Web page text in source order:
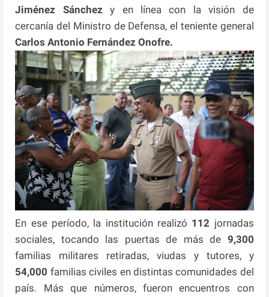
Jiménez Sánchez y en línea con la visión de
cercanía del Ministro de Defensa, el teniente general
Carlos Antonio Fernández Onofre.
En ese período, la institución realizó 112 jornadas
sociales, tocando las puertas de más de 9,300
familias militares retiradas, viudas y tutores, y
54,000 familias civiles en distintas comunidades del
país. Más que números, fueron encuentros con